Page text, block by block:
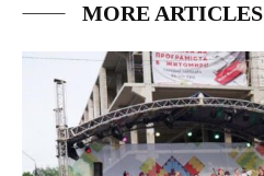
MORE ARTICLES